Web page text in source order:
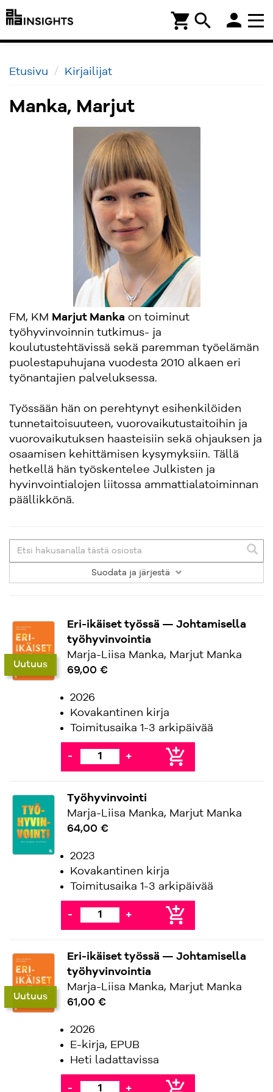
search
shopping_cart person
Etusivu Kirjailijat
Manka, Marjut
FM, KM Marjut Manka on toiminut
työhyvinvoinnin tutkimus- ja
koulutustehtävissä sekä paremman työelämän
puolestapuhujana vuodesta 2010 alkaen eri
työnantajien palveluksessa.
Työssään hän on perehtynyt esihenkilöiden
tunnetaitoisuuteen, vuorovaikutustaitoihin ja
vuorovaikutuksen haasteisiin sekä ohjauksen ja
osaamisen kehittämisen kysymyksiin. Tällä
hetkellä hän työskentelee Julkisten ja
hyvinvointialojen liitossa ammattialatoiminnan
päällikkönä.
Suodata ja järjestä
Uutuus
Eri-ikäiset työssä — Johtamisella
työhyvinvointia
Marja-Liisa Manka, Marjut Manka
69,00 €
2026
Kovakantinen kirja
Toimitusaika 1-3 arkipäivää
- + add_shopping_cart
Työhyvinvointi
Marja-Liisa Manka, Marjut Manka
64,00 €
2023
Kovakantinen kirja
Toimitusaika 1-3 arkipäivää
- + add_shopping_cart
Uutuus
Eri-ikäiset työssä — Johtamisella
työhyvinvointia
Marja-Liisa Manka, Marjut Manka
61,00 €
2026
E-kirja, EPUB
Heti ladattavissa
- +